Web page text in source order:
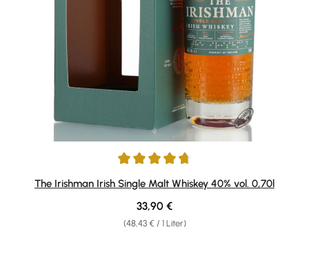
Durchschnittliche Bewertung von 4.69 von 5 Sternen
The Irishman Irish Single Malt Whiskey 40% vol. 0,70l
(48,43 € / 1 Liter)
Regulärer Preis:
33,90 €